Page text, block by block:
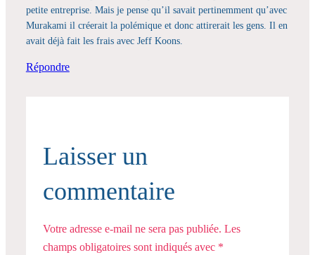
petite entreprise. Mais je pense qu’il savait pertinemment qu’avec
Murakami il créerait la polémique et donc attirerait les gens. Il en
avait déjà fait les frais avec Jeff Koons.
Répondre
Laisser un
commentaire
Votre adresse e-mail ne sera pas publiée. Les
champs obligatoires sont indiqués avec *